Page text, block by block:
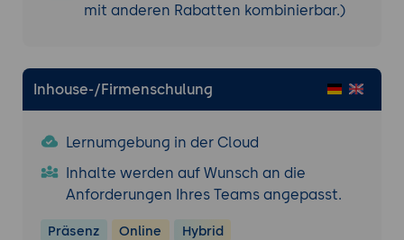
mit anderen Rabatten kombinierbar.)
Inhouse-/Firmenschulung
Lernumgebung in der Cloud
Inhalte werden auf Wunsch an die
Anforderungen Ihres Teams angepasst.
Präsenz Online Hybrid